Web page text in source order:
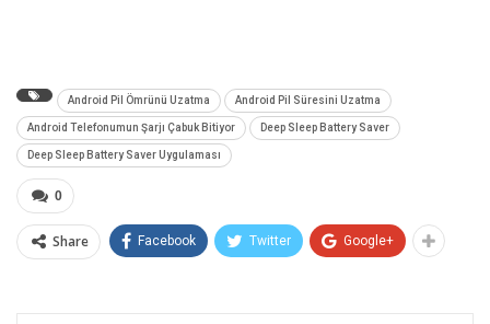
Android Pil Ömrünü Uzatma Android Pil Süresini Uzatma
Android Telefonumun Şarjı Çabuk Bitiyor Deep Sleep Battery Saver
Deep Sleep Battery Saver Uygulaması
0
Share Facebook Twitter Google+